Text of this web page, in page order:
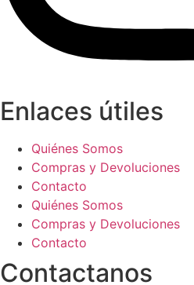
Enlaces útiles
Quiénes Somos
Compras y Devoluciones
Contacto
Quiénes Somos
Compras y Devoluciones
Contacto
Contactanos